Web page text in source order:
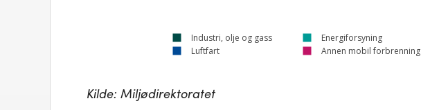
Industri, olje og gass Energiforsyning
Luftfart
Annen mobil forbrenning
Kilde: Miljødirektoratet